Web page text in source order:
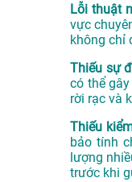
Lỗi thuật
vực
không chỉ
Thiếu sự
có thể
rời rạc và
Thiếu
bảo tính
lượng
trước khi